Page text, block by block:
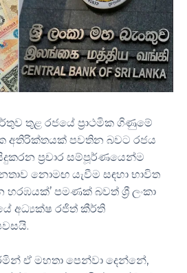
තුළ රජයේ ප්‍රාථමික ගිණුමේ
පවතින බවට රජය
ප්‍රචාර සම්පූර්ණයෙන්ම
නොමඟ යැවීම සඳහා භාවිත
පමණක් බවත් ශ්‍රී ලංකා
අධ්‍යක්ෂ රජිත් කීර්ති
ඒ මහතා පෙන්වා දෙන්නේ,